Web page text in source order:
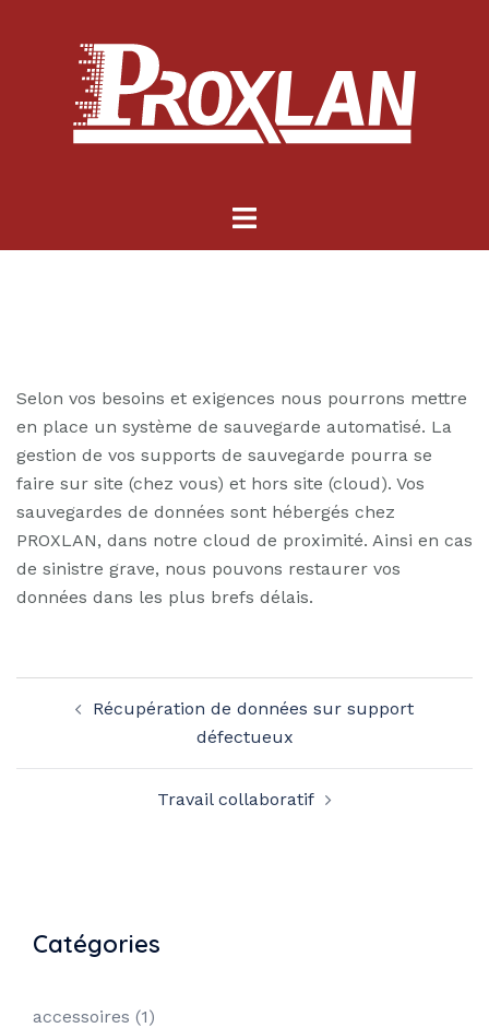
Ouvrir/fermer
Selon vos besoins et exigences nous pourrons mettre
en place un système de sauvegarde automatisé. La
gestion de vos supports de sauvegarde pourra se
faire sur site (chez vous) et hors site (cloud). Vos
sauvegardes de données sont hébergés chez
PROXLAN, dans notre cloud de proximité. Ainsi en cas
de sinistre grave, nous pouvons restaurer vos
données dans les plus brefs délais.
NavigationRécupération de données sur support
défectueux
Travail collaboratif
Catégories
accessoires (1)